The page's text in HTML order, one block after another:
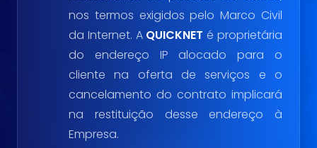
nos termos exigidos pelo Marco Civil
da Internet. A QUICKNET é proprietária
do endereço IP alocado para o
cliente na oferta de serviços e o
cancelamento do contrato implicará
na restituição desse endereço à
Empresa.